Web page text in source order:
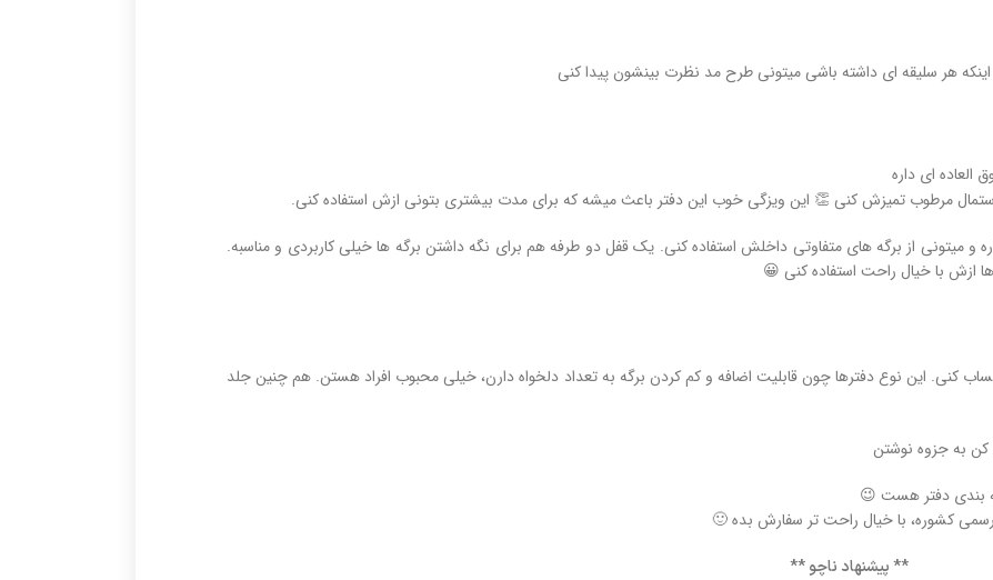
هر سلیقه ای داشته باشی میتونی طرح مد نظرت بینشون پیدا کنی
ای داره
مرطوب تمیزش کنی 👏 این ویزگی خوب این دفتر باعث میشه که برای مدت بیشتری بتونی ازش استفاده کنی.
و میتونی از برگه های متفاوتی داخلش استفاده کنی. یک قفل دو طرفه هم برای نگه داشتن برگه ها خیلی کاربردی و مناسبه.
ازش با خیال راحت استفاده کنی 😀
کنی. این نوع دفترها چون قابلیت اضافه و کم کردن برگه به تعداد دلخواه دارن، خیلی محبوب افراد هستن. هم چنین جلد
به جزوه نوشتن
بندی دفتر هست 😉
کشوره، با خیال راحت تر سفارش بده 🙂
** پیشنهاد ناچو **